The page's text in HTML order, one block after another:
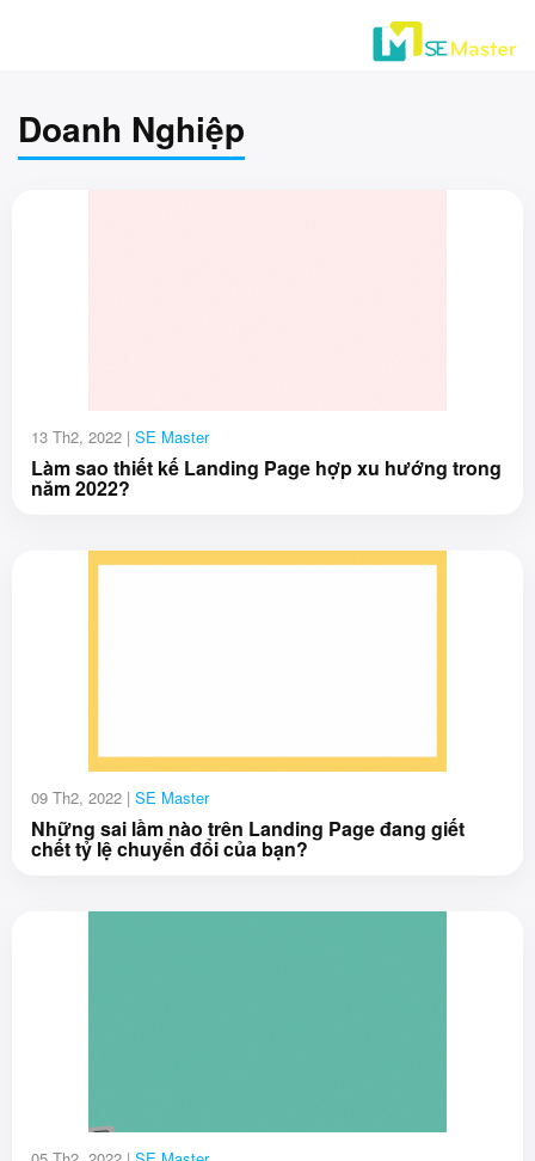
Doanh Nghiệp
13 Th2, 2022 | SE Master
Làm sao thiết kế Landing Page hợp xu hướng trong
năm 2022?
09 Th2, 2022 | SE Master
Những sai lầm nào trên Landing Page đang giết
chết tỷ lệ chuyển đổi của bạn?